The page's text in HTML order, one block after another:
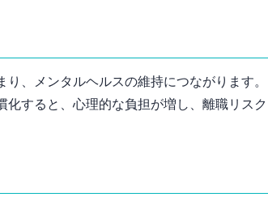
、メンタルヘルスの維持につながります。
すると、心理的な負担が増し、離職リスク